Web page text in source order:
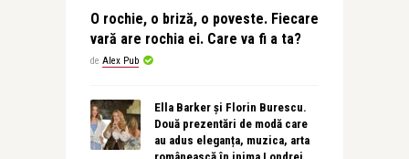
O rochie, o briză, o poveste. Fiecare
vară are rochia ei. Care va fi a ta?
de Alex Pub
Ella Barker și Florin Burescu.
Două prezentări de modă care
au adus eleganța, muzica, arta